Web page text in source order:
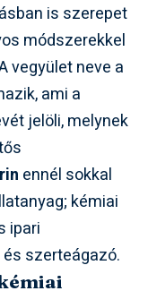
is szerepet
módszerekkel
vegyület neve a
ami a
jelöli, melynek
ennél sokkal
kémiai
ipari
szerteágazó.